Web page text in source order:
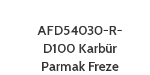
AFD54030-R-
D100 Karbür
Parmak Freze